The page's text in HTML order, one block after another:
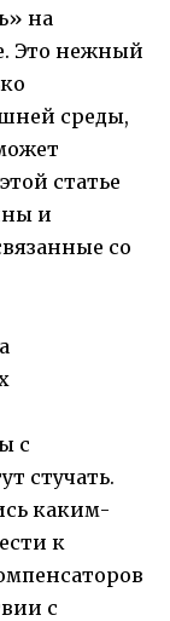
на
Это нежный
среды,
статье
и
со
с
стучать.
каким-
к
с